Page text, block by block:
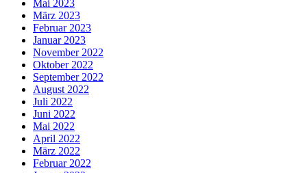
Mai 2023
März 2023
Februar 2023
Januar 2023
November 2022
Oktober 2022
September 2022
August 2022
Juli 2022
Juni 2022
Mai 2022
April 2022
März 2022
Februar 2022